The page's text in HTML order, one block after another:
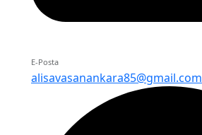
E-Posta
alisavasanankara85@gmail.com